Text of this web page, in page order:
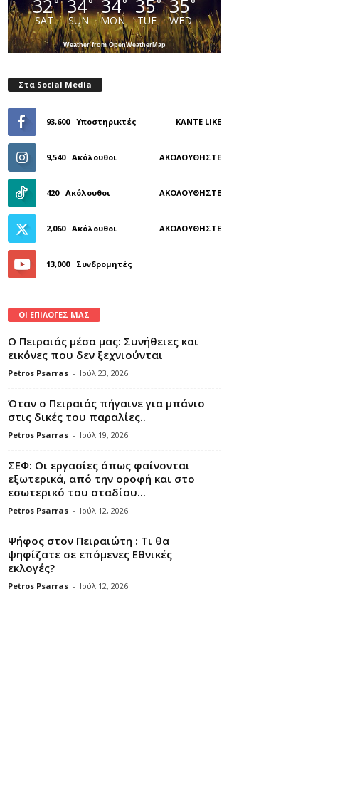
32°
SAT
34°
SUN
34°
MON
35°
TUE
35°
WED
Weather from OpenWeatherMap
Στα Social Media
93,600 Υποστηρικτές ΚΆΝΤΕ LIKE
9,540 Ακόλουθοι ΑΚΟΛΟΥΘΉΣΤΕ
420 Ακόλουθοι ΑΚΟΛΟΥΘΉΣΤΕ
2,060 Ακόλουθοι ΑΚΟΛΟΥΘΉΣΤΕ
13,000 Συνδρομητές
ΓΊΝΕΤΕ ΣΥΝΔΡΟΜΗΤΉΣ
ΟΙ ΕΠΙΛΟΓΕΣ ΜΑΣ
Ο Πειραιάς μέσα μας: Συνήθειες και
εικόνες που δεν ξεχνιούνται
Petros Psarras - Ιούλ 23, 2026
Όταν ο Πειραιάς πήγαινε για μπάνιο
στις δικές του παραλίες..
Petros Psarras - Ιούλ 19, 2026
ΣΕΦ: Οι εργασίες όπως φαίνονται
εξωτερικά, από την οροφή και στο
εσωτερικό του σταδίου...
Petros Psarras - Ιούλ 12, 2026
Ψήφος στον Πειραιώτη : Τι θα
ψηφίζατε σε επόμενες Εθνικές
εκλογές?
Petros Psarras - Ιούλ 12, 2026